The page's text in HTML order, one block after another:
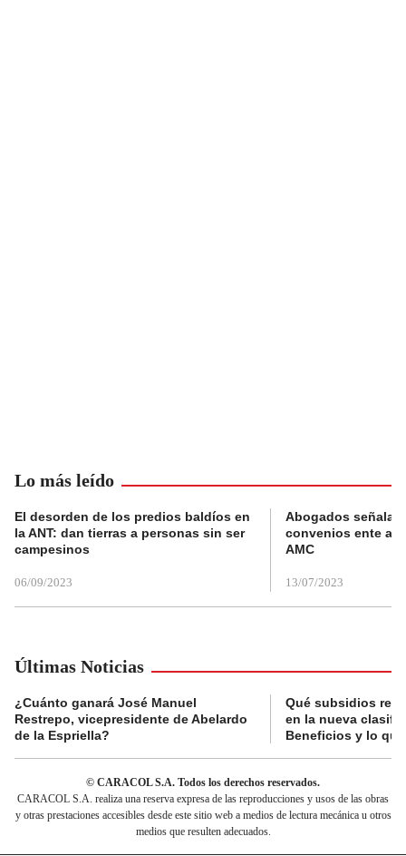
Lo más leído
El desorden de los predios baldíos en
la ANT: dan tierras a personas sin ser
campesinos
06/09/2023
Abogados
convenios ente
AMC
13/07/2023
Últimas Noticias
¿Cuánto ganará José Manuel
Restrepo, vicepresidente de Abelardo
de la Espriella?
Qué subsidios
en la nueva
Beneficios y lo
© CARACOL S.A. Todos los derechos reservados.
CARACOL S.A. realiza una reserva expresa de las reproducciones y usos de las obras
y otras prestaciones accesibles desde este sitio web a medios de lectura mecánica u otros
medios que resulten adecuados.